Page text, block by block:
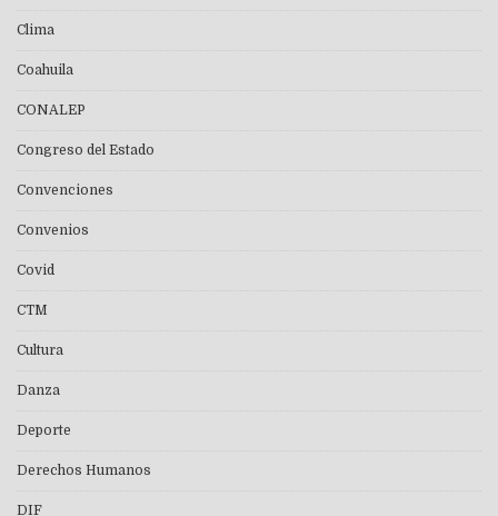
Clima
Coahuila
CONALEP
Congreso del Estado
Convenciones
Convenios
Covid
CTM
Cultura
Danza
Deporte
Derechos Humanos
DIF